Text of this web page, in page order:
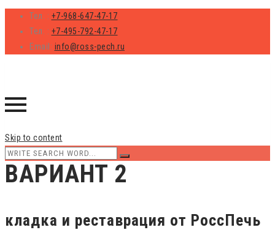
Тел. : +7-968-647-47-17
Тел. : +7-495-792-47-17
Email: info@ross-pech.ru
кладка и реставрация от РоссПечь
Skip to content
ВАРИАНТ 2